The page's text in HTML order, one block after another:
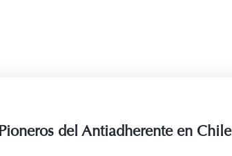
Pioneros del Antiadherente en Chile